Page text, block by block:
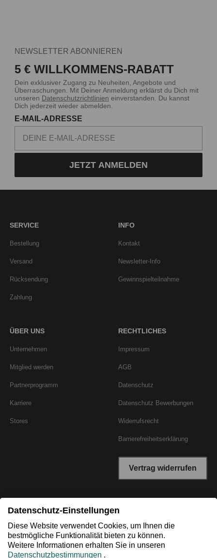
NEWSLETTER ABONNIEREN
5 € WILLKOMMENS-RABATT
Dein exklusiver Zugang zu Neuheiten, Angebote und
Überraschungen. Mit Deiner Anmeldung erklärst du Dich mit
unseren Datenschutzrichtlinien einverstanden. Du kannst
Dich jederzeit wieder abmelden.
E-MAIL-ADRESSE
JETZT ANMELDEN
SERVICE
Bestellung
Versand
Rücksendung
Zahlung
INFO
Kontakt
Newsletter-Info
Gewinnspielteilnahme
ÜBER UNS
Unternehmen
Mitglied werden
Partnerprogramm
Karriere
Stores
RECHTLICHES
Impressum
AGB
Datenschutz
Datenschutz Bewerbungen
Widerrufsrecht
Barrierefreiheitserklärung
Vertrag widerrufen